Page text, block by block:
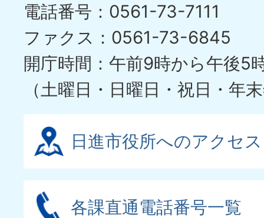
電話番号：0561-73-7111
ファクス：0561-73-6845
開庁時間：午前9時から午後5
（土曜日・日曜日・祝日・年
日進市役所へのアクセス
各課直通電話番号一覧